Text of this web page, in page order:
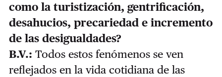
como la turistización, gentrificación,
desahucios, precariedad e incremento
de las desigualdades?
B.V.: Todos estos fenómenos se ven
reflejados en la vida cotidiana de las